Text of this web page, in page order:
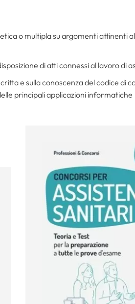
o multipla su argomenti attinenti
di atti connessi al lavoro di
e sulla conoscenza del codice di
principali applicazioni informatiche